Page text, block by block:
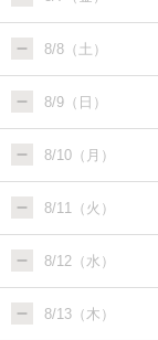
8/8（土）
8/9（日）
8/10（月）
8/11（火）
8/12（水）
8/13（木）